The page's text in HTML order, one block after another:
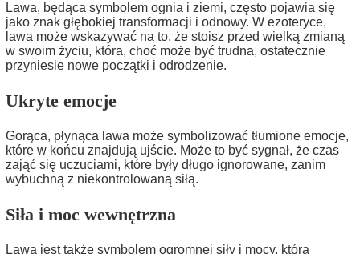
Lawa, będąca symbolem ognia i ziemi, często pojawia się
jako znak głębokiej transformacji i odnowy. W ezoteryce,
lawa może wskazywać na to, że stoisz przed wielką zmianą
w swoim życiu, która, choć może być trudna, ostatecznie
przyniesie nowe początki i odrodzenie.
Ukryte emocje
Gorąca, płynąca lawa może symbolizować tłumione emocje,
które w końcu znajdują ujście. Może to być sygnał, że czas
zająć się uczuciami, które były długo ignorowane, zanim
wybuchną z niekontrolowaną siłą.
Siła i moc wewnętrzna
Lawa jest także symbolem ogromnej siły i mocy, która